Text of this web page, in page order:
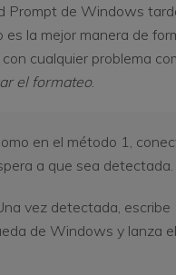
Prompt de Windows
es la mejor manera de
con cualquier problema
el formateo.
en el método 1,
a que sea detectada.
vez detectada, escribe
de Windows y lanza